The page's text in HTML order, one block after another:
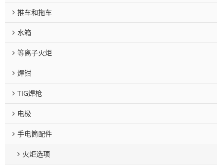
推车和拖车
水箱
等离子火炬
焊钳
TIG焊枪
电极
手电筒配件
火炬选项